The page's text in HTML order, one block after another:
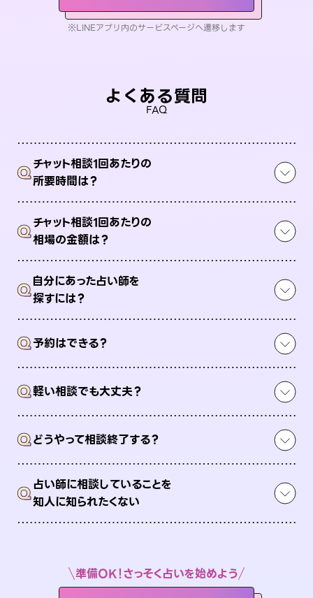
※LINEアプリ内のサービスページへ遷移します
よくある質問
FAQ
Qチャット相談1回あたりの
所要時間は？
Qチャット相談1回あたりの
相場の金額は？
Q自分にあった占い師を
探すには？
Q予約はできる？
Q軽い相談でも大丈夫？
Qどうやって相談終了する？
Q占い師に相談していることを
知人に知られたくない
準備OK！さっそく占いを始めよう